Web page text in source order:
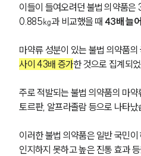
이들이 들여오려던 불법 의약품
0.885㎏과 비교했을 때 43배 늘
마약류 성분이 있는 불법 의약품
사이 43배 증가한 것으로 집계되
주로 적발되는 불법 의약품의 마
토르판, 알프라졸람 등으로 나타났
이러한 불법 의약품은 일반 국민
인지하지 못하고 높은 진통 효과